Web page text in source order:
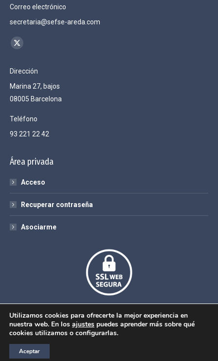
Correo electrónico
secretaria@sefse-areda.com
Encuéntranos en:
X
opens
in
new
Dirección
Marina 27, bajos
08005 Barcelona
Teléfono
93 221 22 42
Área privada
Acceso
Recuperar contraseña
Asociarme
COMPROMISO CON LA PROTECCIÓN DE DATOS PERSONALES
Utilizamos cookies para ofrecerte la mejor experiencia en
nuestra web. En los ajustes puedes aprender más sobre qué
cookies utilizamos o configurarlas.
Aceptar